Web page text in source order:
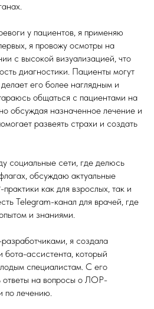
у пациентов, я применяю
я провожу осмотры на
с высокой визуализацией, что
диагностики. Пациенты могут
его более наглядным и
общаться с пациентами на
обсуждая назначенное лечение и
развеять страхи и создать
социальные сети, где делюсь
обсуждаю актуальные
как для взрослых, так и
Telegram-канал для врачей, где
и знаниями.
я создала
ассистента, который
специалистам. С его
на вопросы о ЛОР-
по лечению.